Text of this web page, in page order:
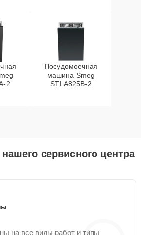
2
Посудомоечная
машина Smeg
STLA825B-2
сервисного центра
на все виды работ и типы